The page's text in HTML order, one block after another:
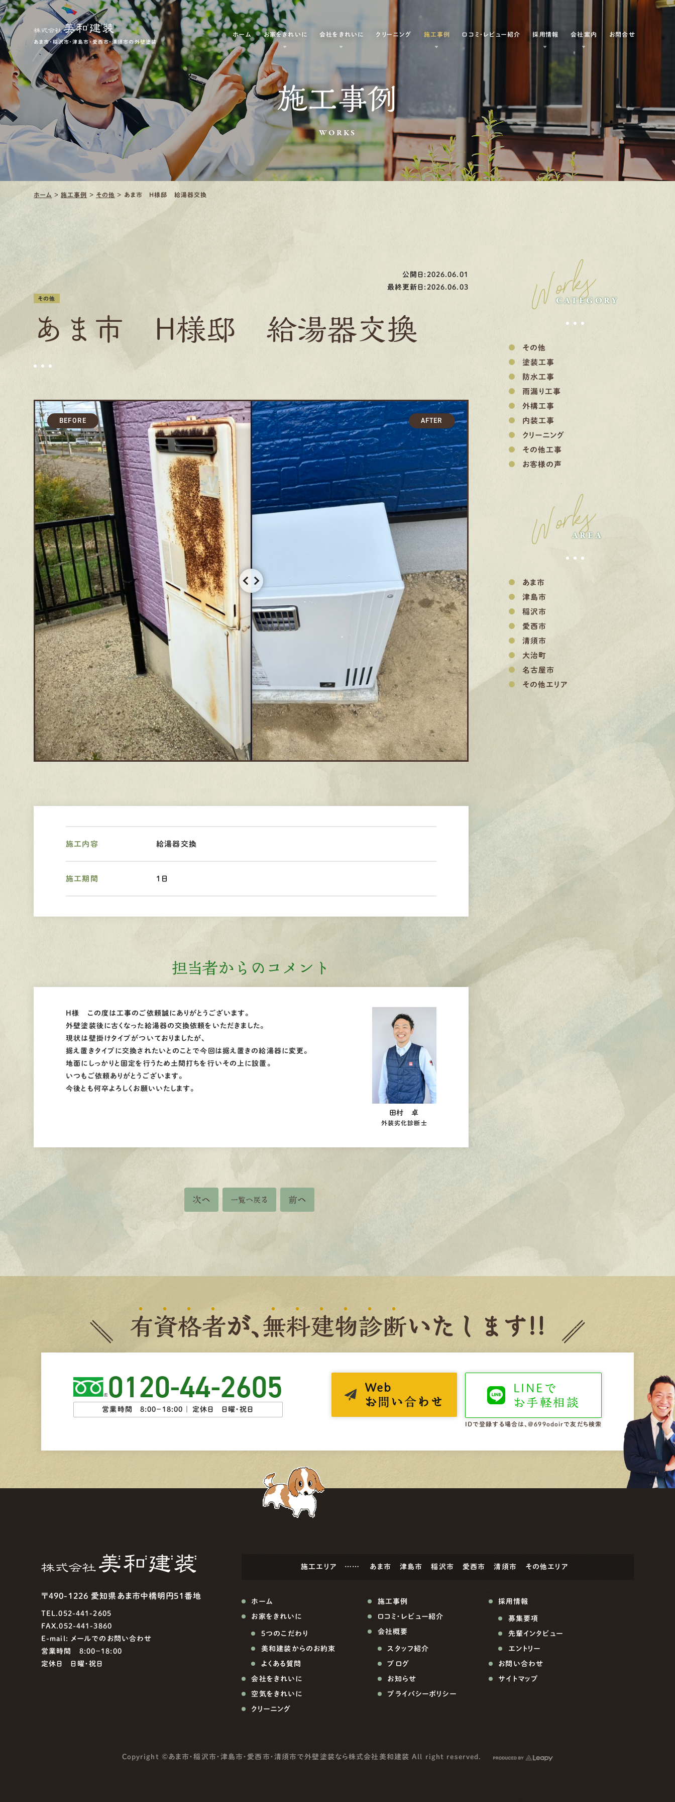
あま市・稲沢市・津島市・愛西市・清須市の外壁塗装
ホーム お家をきれいに 会社をきれいに クリーニング 施工事例 口コミ・レビュー紹介 採用情報 会社案内 お問合せ
施工事例
WORKS
ホーム > 施工事例 > その他 > あま市 H様邸 給湯器交換
公開日:2026.06.01
最終更新日:2026.06.03
その他
あま市 H様邸 給湯器交換
施工内容 給湯器交換
施工期間 1日
担当者からのコメント
H様 この度は工事のご依頼誠にありがとうございます。
外壁塗装後に古くなった給湯器の交換依頼をいただきました。
現状は壁掛けタイプがついておりましたが、
据え置きタイプに交換されたいとのことで今回は据え置きの給湯器に変更。
地面にしっかりと固定を行うため土間打ちを行いその上に設置。
いつもご依頼ありがとうございます。
今後とも何卒よろしくお願いいたします。
田村 卓
外装劣化診断士
次へ 一覧へ戻る 前へ
Works
CATEGORY
その他
塗装工事
防水工事
雨漏り工事
外構工事
内装工事
クリーニング
その他工事
お客様の声
Works
AREA
あま市
津島市
稲沢市
愛西市
清須市
大治町
名古屋市
その他エリア
有資格者が、 無料建物診断いたします!!
0120-44-2605
営業時間 8:00−18:00 ｜ 定休日 日曜・祝日
Web
お問い合わせ
LINEで
お手軽相談
IDで登録する場合は、@699odoirで友だち検索
〒490-1226 愛知県あま市中橋明円51番地
TEL.052-441-2605
FAX.052-441-3860
E-mail: メールでのお問い合わせ
営業時間 8:00−18:00
定休日 日曜・祝日
施工エリア …… あま市 津島市 稲沢市 愛西市 清須市 その他エリア
ホーム
お家をきれいに
5つのこだわり
美和建装からのお約束
よくある質問
会社をきれいに
空気をきれいに
クリーニング
施工事例
口コミ・レビュー紹介
会社概要
スタッフ紹介
ブログ
お知らせ
プライバシーポリシー
採用情報
募集要項
先輩インタビュー
エントリー
お問い合わせ
サイトマップ
Copyright ©あま市・稲沢市・津島市・愛西市・清須市で外壁塗装なら株式会社美和建装 All right reserved.